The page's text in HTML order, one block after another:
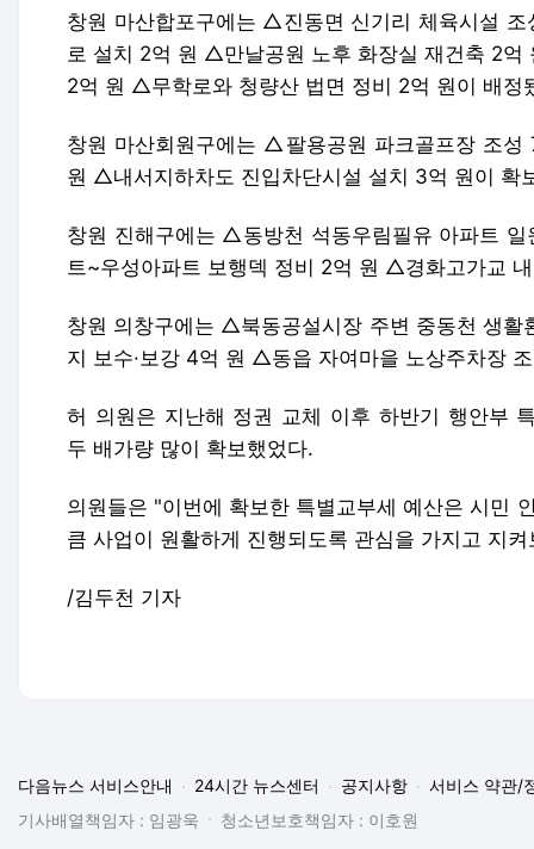
창원 마산합포구에는 △진동면 신기리 체육시설
로 설치 2억 원 △만날공원 노후 화장실 재건축 2
2억 원 △무학로와 청량산 법면 정비 2억 원이 배정
창원 마산회원구에는 △팔용공원 파크골프장 조
원 △내서지하차도 진입차단시설 설치 3억 원이 확
창원 진해구에는 △동방천 석동우림필유 아파트
트~우성아파트 보행덱 정비 2억 원 △경화고가교
창원 의창구에는 △북동공설시장 주변 중동천 생
지 보수·보강 4억 원 △동읍 자여마을 노상주차장
허 의원은 지난해 정권 교체 이후 하반기 행안부
두 배가량 많이 확보했었다.
의원들은 "이번에 확보한 특별교부세 예산은 시민
큼 사업이 원활하게 진행되도록 관심을 가지고 지
/김두천 기자
다음뉴스 서비스안내 24시간 뉴스센터 공지사항
서비스 약관/
기사배열책임자 : 임광욱
청소년보호책임자 : 이호원